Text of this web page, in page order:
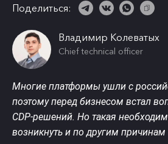
Поделиться:
Владимир Колеватых
Chief technical officer
Многие платформы ушли с
поэтому перед бизнесом встал
CDP-решений. Но такая
возникнуть и по другим